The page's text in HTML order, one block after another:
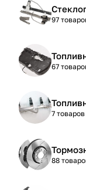
97
67
7 товаров
88